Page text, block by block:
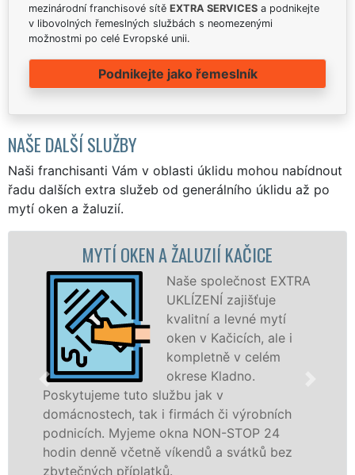
mezinárodní franchisové sítě EXTRA SERVICES a podnikejte
v libovolných řemeslných službách s neomezenými
možnostmi po celé Evropské unii.
Podnikejte jako řemeslník
NAŠE DALŠÍ SLUŽBY
Naši franchisanti Vám v oblasti úklidu mohou nabídnout
řadu dalších extra služeb od generálního úklidu až po
mytí oken a žaluzií.
A ŽALUZIÍ KAČICE
Naše společnost EXTRA
UKLÍZENÍ zajišťuje
kvalitní a levné mytí
oken v Kačicích, ale i
kompletně v celém
okrese Kladno.
službu jak v
i firmách či výrobních
okna NON-STOP 24
víkendů a svátků bez
MYTÍ
po celém okrese
franchisových
UKLÍZENÍ, a to i